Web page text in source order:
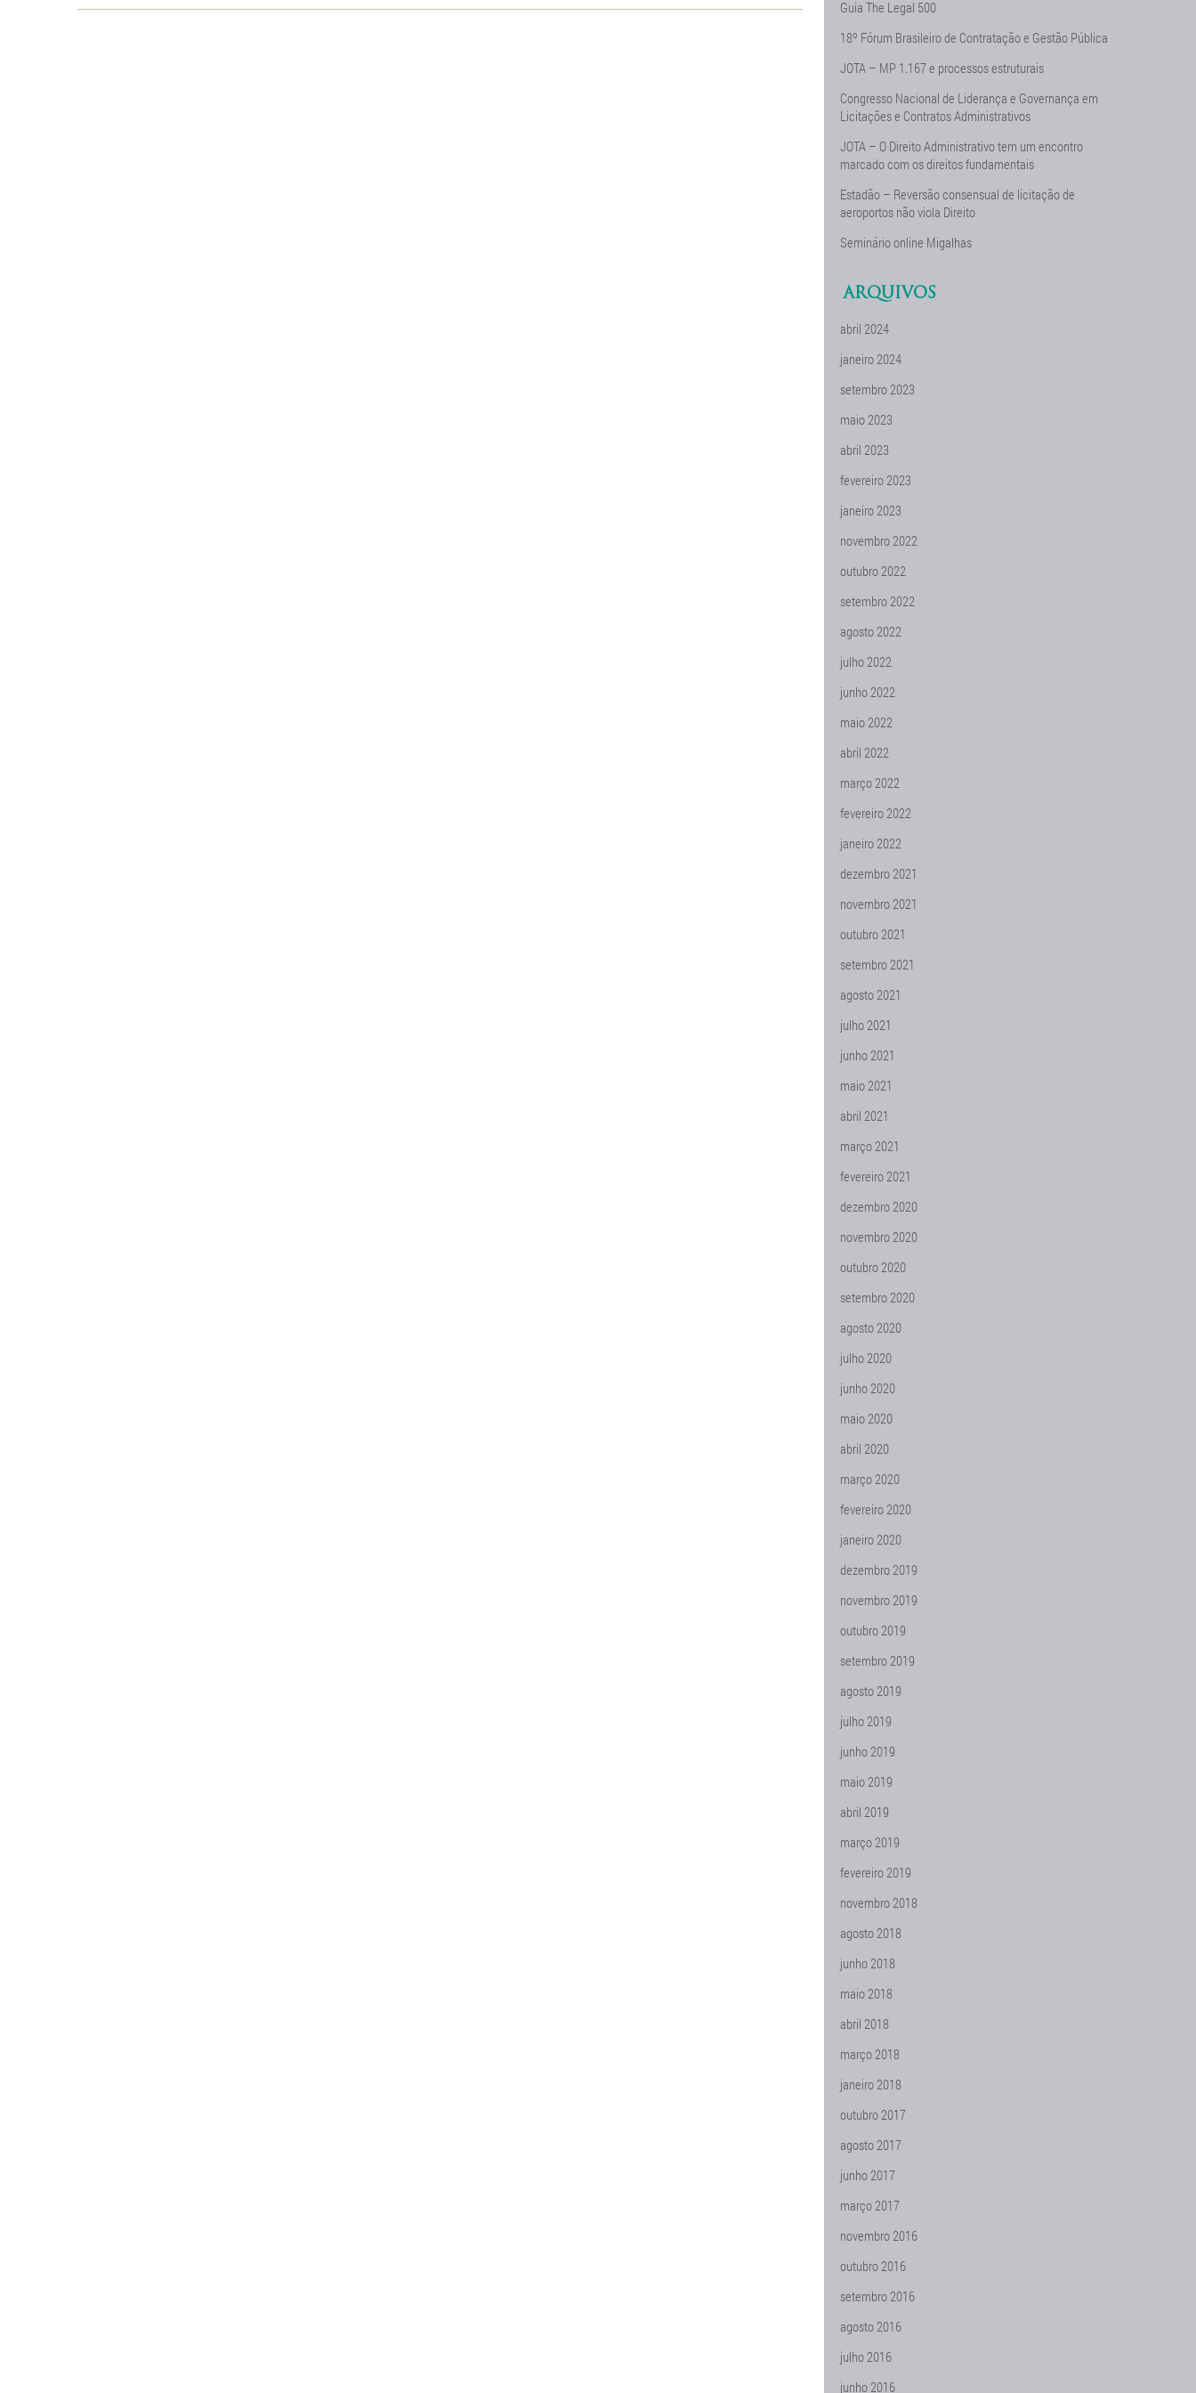
Guia The Legal 500
18º Fórum Brasileiro de Contratação e Gestão Pública
JOTA – MP 1.167 e processos estruturais
Congresso Nacional de Liderança e Governança em
Licitações e Contratos Administrativos
JOTA – O Direito Administrativo tem um encontro
marcado com os direitos fundamentais
Estadão – Reversão consensual de licitação de
aeroportos não viola Direito
Seminário online Migalhas
ARQUIVOS
abril 2024
janeiro 2024
setembro 2023
maio 2023
abril 2023
fevereiro 2023
janeiro 2023
novembro 2022
outubro 2022
setembro 2022
agosto 2022
julho 2022
junho 2022
maio 2022
abril 2022
março 2022
fevereiro 2022
janeiro 2022
dezembro 2021
novembro 2021
outubro 2021
setembro 2021
agosto 2021
julho 2021
junho 2021
maio 2021
abril 2021
março 2021
fevereiro 2021
dezembro 2020
novembro 2020
outubro 2020
setembro 2020
agosto 2020
julho 2020
junho 2020
maio 2020
abril 2020
março 2020
fevereiro 2020
janeiro 2020
dezembro 2019
novembro 2019
outubro 2019
setembro 2019
agosto 2019
julho 2019
junho 2019
maio 2019
abril 2019
março 2019
fevereiro 2019
novembro 2018
agosto 2018
junho 2018
maio 2018
abril 2018
março 2018
janeiro 2018
outubro 2017
agosto 2017
junho 2017
março 2017
novembro 2016
outubro 2016
setembro 2016
agosto 2016
julho 2016
junho 2016